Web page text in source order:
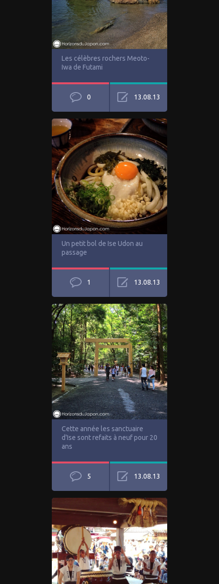
Les célèbres rochers Meoto-
Iwa de Futami
0 13.08.13
Un petit bol de Ise Udon au
passage
1 13.08.13
Cette année les sanctuaire
d'Ise sont refaits à neuf pour 20
ans
5 13.08.13